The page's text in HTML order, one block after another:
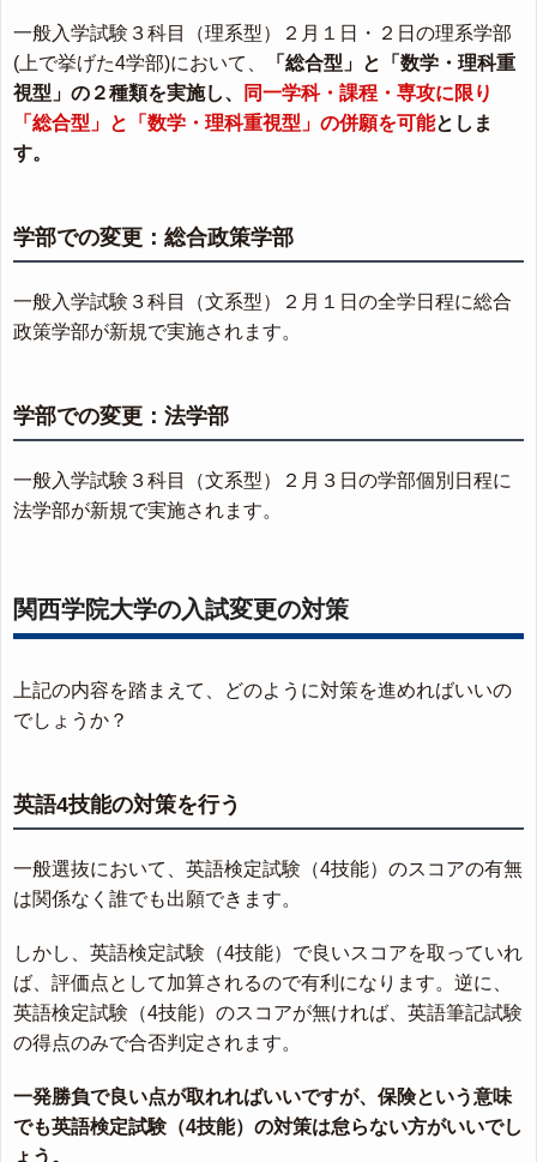
一般入学試験３科目（理系型）２月１日・２日の理系学部
(上で挙げた4学部)において、
「総合型」と「数学・理科重
視型」の２種類を実施し、
同一学科・課程・専攻に限り
「総合型」と「数学・理科重視型」の併願を可能としま
す。
学部での変更：総合政策学部
一般入学試験３科目（文系型）２月１日の全学日程に総合
政策学部が新規で実施されます。
学部での変更：法学部
一般入学試験３科目（文系型）２月３日の学部個別日程に
法学部が新規で実施されます。
関西学院大学の入試変更の対策
上記の内容を踏まえて、どのように対策を進めればいいの
でしょうか？
英語4技能の対策を行う
一般選抜において、英語検定試験（4技能）のスコアの有無
は関係なく誰でも出願できます。
しかし、英語検定試験（4技能）で良いスコアを取っていれ
ば、評価点として加算されるので有利になります。逆に、
英語検定試験（4技能）のスコアが無ければ、英語筆記試験
の得点のみで合否判定されます。
一発勝負で良い点が取れればいいですが、保険という意味
でも英語検定試験（4技能）の対策は怠らない方がいいでし
ょう。